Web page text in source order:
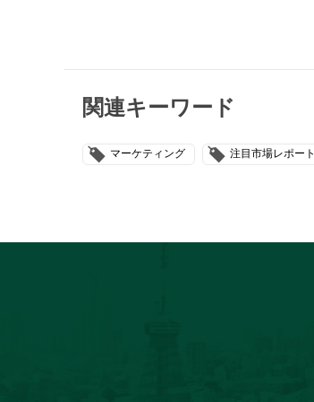
関連キーワード
マーケティング 注目市場レポート